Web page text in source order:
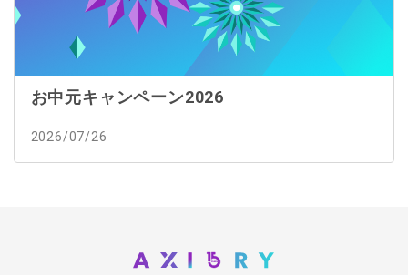
お中元キャンペーン2026
2026/07/26